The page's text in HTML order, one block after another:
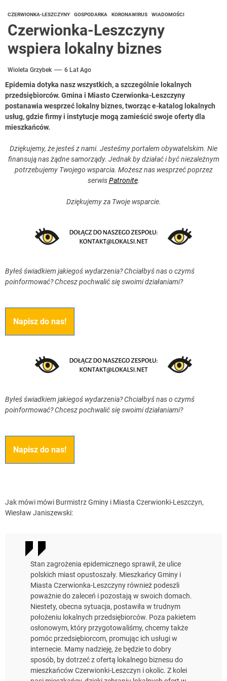
CZERWIONKA-LESZCZYNY GOSPODARKA KORONAWIRUS WIADOMOŚCI
Czerwionka-Leszczyny
wspiera lokalny biznes
Wioleta Grzybek 6 Lat Ago
Epidemia dotyka nasz wszystkich, a szczególnie lokalnych
przedsiębiorców. Gmina i Miasto Czerwionka-Leszczyny
postanawia wesprzeć lokalny biznes, tworząc e-katalog lokalnych
usług, gdzie firmy i instytucje mogą zamieścić swoje oferty dla
mieszkańców.
Dziękujemy, że jesteś z nami. Jesteśmy portalem obywatelskim. Nie
finansują nas żądne samorządy. Jednak by działać i być niezależnym
potrzebujemy Twojego wsparcia. Możesz nas wesprzeć poprzez
serwisPatronite.
Dziękujemy za Twoje wsparcie.
Byłeś świadkiem jakiegoś wydarzenia? Chciałbyś nas o czymś
poinformować? Chcesz pochwalić się swoimi działaniami?
Napisz do nas!
Byłeś świadkiem jakiegoś wydarzenia? Chciałbyś nas o czymś
poinformować? Chcesz pochwalić się swoimi działaniami?
Napisz do nas!
Jak mówi mówi Burmistrz Gminy i Miasta Czerwionki-Leszczyn,
Wiesław Janiszewski:
Stan zagrożenia epidemicznego sprawił, że ulice
polskich miast opustoszały. Mieszkańcy Gminy i
Miasta Czerwionka-Leszczyny również podeszli
poważnie do zaleceń i pozostają w swoich domach.
Niestety, obecna sytuacja, postawiła w trudnym
położeniu lokalnych przedsiębiorców. Poza pakietem
osłonowym, który przygotowaliśmy, chcemy także
pomóc przedsiębiorcom, promując ich usługi w
internecie. Mamy nadzieję, że będzie to dobry
sposób, by dotrzeć z ofertą lokalnego biznesu do
mieszkańców Czerwionki-Leszczyn i okolic. Z kolei